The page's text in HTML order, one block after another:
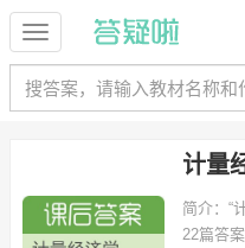
计量
简介： “
22篇答